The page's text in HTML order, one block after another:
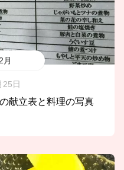
月
25日
献立表と料理の写真